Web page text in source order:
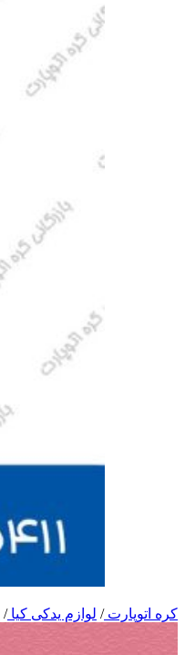
کره اتوپارت/ لوازم یدکی کیا/